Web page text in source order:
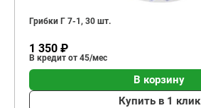
Грибки Г 7-1, 30 шт.
1 350 ₽
В кредит от 45/мес
В корзину
Купить в 1 клик